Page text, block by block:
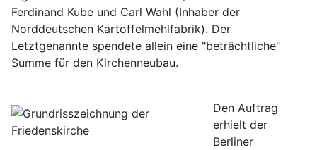
Ferdinand Kube und Carl Wahl (Inhaber der
Norddeutschen Kartoffelmehlfabrik). Der
Letztgenannte spendete allein eine "beträchtliche"
Summe für den Kirchenneubau.
Den Auftrag
erhielt der
Berliner